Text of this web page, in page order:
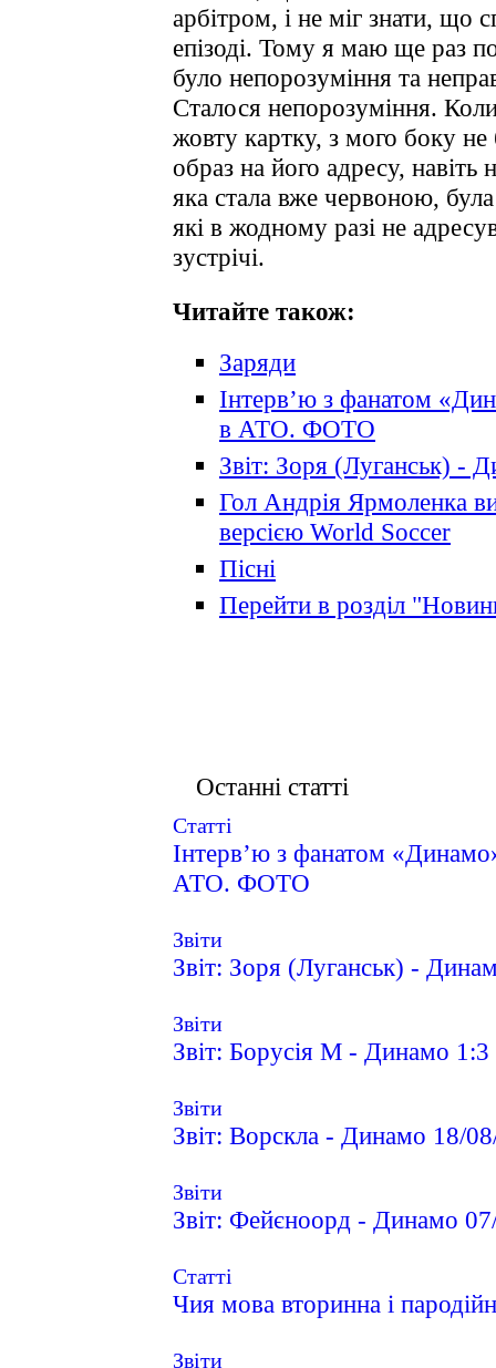
арбітром, і не міг знати, що
епізоді. Тому я маю ще раз
було непорозуміння та
Сталося непорозуміння.
жовту картку, з мого боку
образ на його адресу, навіть
яка стала вже червоною,
які в жодному разі не
зустрічі.
Читайте також:
Заряди
Інтерв’ю з фанатом
в АТО. ФОТО
Звіт: Зоря (Луганськ) -
Гол Андрія Ярмоленка
версією World Soccer
Пісні
Перейти в розділ
Останні статті
Статті
Інтерв’ю з фанатом
АТО. ФОТО
Звіти
Звіт: Зоря (Луганськ) -
Звіти
Звіт: Борусія М - Динамо
Звіти
Звіт: Ворскла - Динамо 18/
Звіти
Звіт: Фейєноорд - Динамо
Статті
Чия мова вторинна і
Звіти